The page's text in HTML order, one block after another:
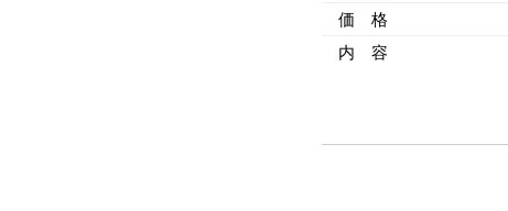
価 格
内 容